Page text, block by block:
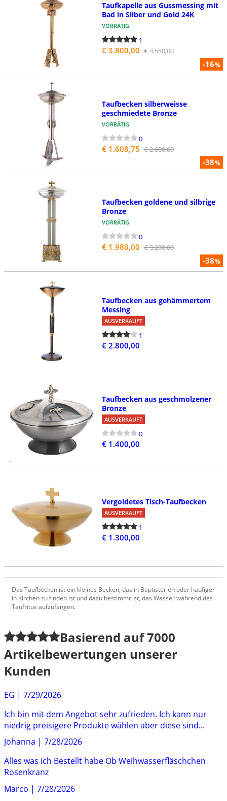
-16%
Taufkapelle aus Gussmessing mit
Bad in Silber und Gold 24K
VORRÄTIG
1
€ 3.800,00 € 4.550,00
-38%
Taufbecken silberweisse
geschmiedete Bronze
VORRÄTIG
0
€ 1.608,75 € 2.600,00
-38%
Taufbecken goldene und silbrige
Bronze
VORRÄTIG
0
€ 1.980,00 € 3.200,00
Taufbecken aus gehämmertem
Messing
AUSVERKAUFT
1
€ 2.800,00
Taufbecken aus geschmolzener
Bronze
AUSVERKAUFT
0
€ 1.400,00
Vergoldetes Tisch-Taufbecken
AUSVERKAUFT
1
€ 1.300,00
Das Taufbecken ist ein kleines Becken, das in Baptisterien oder häufiger
in Kirchen zu finden ist und dazu bestimmt ist, das Wasser während des
Taufritus aufzufangen.
Basierend auf7000
Artikelbewertungen unserer
Kunden
EG | 7/29/2026
Ich bin mit dem Angebot sehr zufrieden. Ich kann nur
niedrig preisigere Produkte wählen aber diese sind...
Johanna | 7/28/2026
Alles was ich Bestellt habe Ob Weihwasserfläschchen
Rosenkranz
Marco | 7/28/2026